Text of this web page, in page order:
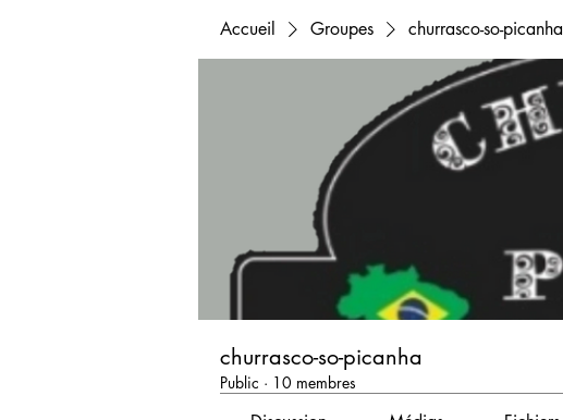
Accueil Groupes churrasco-so-picanha
churrasco-so-picanha
Public · 10 membres